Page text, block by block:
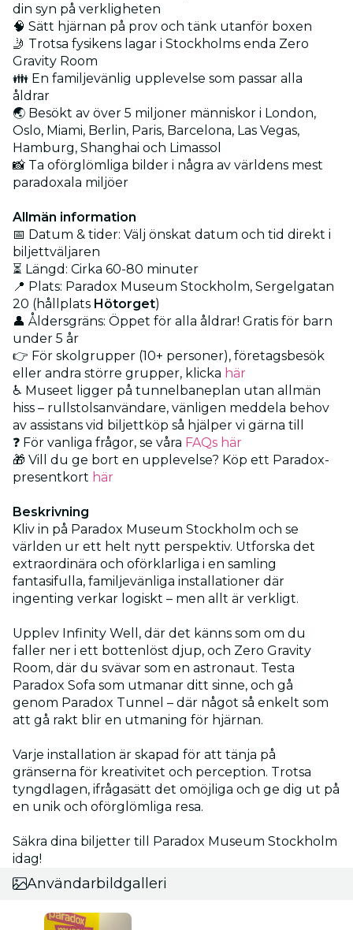
din syn på verkligheten
🧠 Sätt hjärnan på prov och tänk utanför boxen
🤳 Trotsa fysikens lagar i Stockholms enda Zero
Gravity Room
👪 En familjevänlig upplevelse som passar alla
åldrar
🌏 Besökt av över 5 miljoner människor i London,
Oslo, Miami, Berlin, Paris, Barcelona, Las Vegas,
Hamburg, Shanghai och Limassol
📸 Ta oförglömliga bilder i några av världens mest
paradoxala miljöer
Allmän information
📅 Datum & tider: Välj önskat datum och tid direkt i
biljettväljaren
⏳ Längd: Cirka 60-80 minuter
📍 Plats: Paradox Museum Stockholm, Sergelgatan
20 (hållplats Hötorget)
👤 Åldersgräns: Öppet för alla åldrar! Gratis för barn
under 5 år
👉 För skolgrupper (10+ personer), företagsbesök
eller andra större grupper, klicka här
♿ Museet ligger på tunnelbaneplan utan allmän
hiss – rullstolsanvändare, vänligen meddela behov
av assistans vid biljettköp så hjälper vi gärna till
❓ För vanliga frågor, se våra FAQs här
🎁 Vill du ge bort en upplevelse? Köp ett Paradox-
presentkort här
Beskrivning
Kliv in på Paradox Museum Stockholm och se
världen ur ett helt nytt perspektiv. Utforska det
extraordinära och oförklarliga i en samling
fantasifulla, familjevänliga installationer där
ingenting verkar logiskt – men allt är verkligt.
Upplev Infinity Well, där det känns som om du
faller ner i ett bottenlöst djup, och Zero Gravity
Room, där du svävar som en astronaut. Testa
Paradox Sofa som utmanar ditt sinne, och gå
genom Paradox Tunnel – där något så enkelt som
att gå rakt blir en utmaning för hjärnan.
Varje installation är skapad för att tänja på
gränserna för kreativitet och perception. Trotsa
tyngdlagen, ifrågasätt det omöjliga och ge dig ut på
en unik och oförglömliga resa.
Säkra dina biljetter till Paradox Museum Stockholm
idag!
Användarbildgalleri